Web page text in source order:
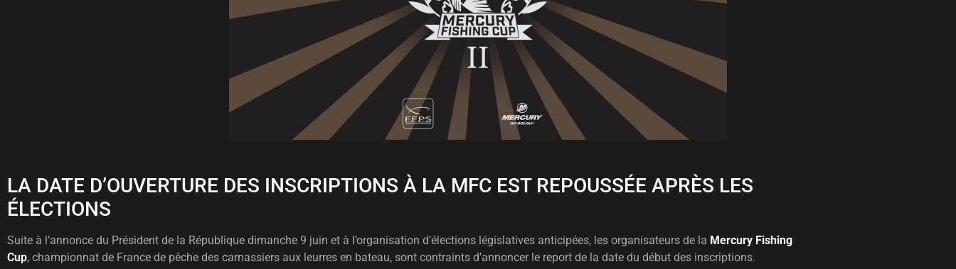
LA DATE D’OUVERTURE DES INSCRIPTIONS À LA MFC EST REPOUSSÉE APRÈS LES
ÉLECTIONS
Suite à l’annonce du Président de la République dimanche 9 juin et à l’organisation d’élections législatives anticipées, les organisateurs de la Mercury Fishing
Cup, championnat de France de pêche des carnassiers aux leurres en bateau, sont contraints d’annoncer le report de la date du début des inscriptions.